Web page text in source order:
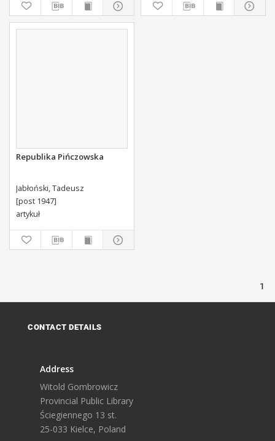
1775 [...] Wydany.
Republika Pińczowska
Jabłoński, Tadeusz
[post 1947]
artykuł
1
CONTACT DETAILS
Address
Witold Gombrowicz
Provincial Public Library
Ściegiennego 13 st.
25-033 Kielce, Poland